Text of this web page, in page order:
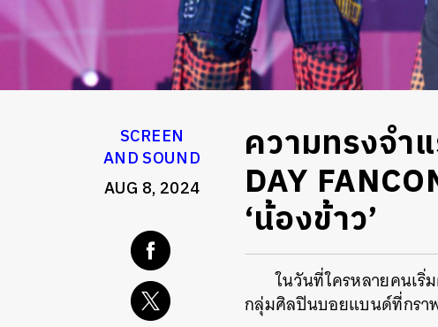
SCREEN
AND SOUND
AUG 8, 2024
ความทรงจำ
DAY
‘น้องข้าว’
ในวันที่ใครหลายคนเริ่
กลุ่มศิลปินบอยแบนด์ที่กรา